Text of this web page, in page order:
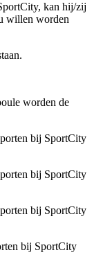
kan hij/zij
willen worden
worden de
bij SportCity
bij SportCity
bij SportCity
bij SportCity